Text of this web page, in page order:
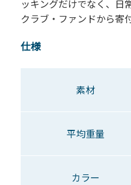
ッキングだけでなく、日
クラブ・ファンドから寄
仕様
素材
平均重量
カラー